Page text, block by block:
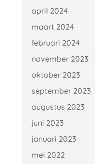
april 2024
maart 2024
februari 2024
november 2023
oktober 2023
september 2023
augustus 2023
juni 2023
januari 2023
mei 2022